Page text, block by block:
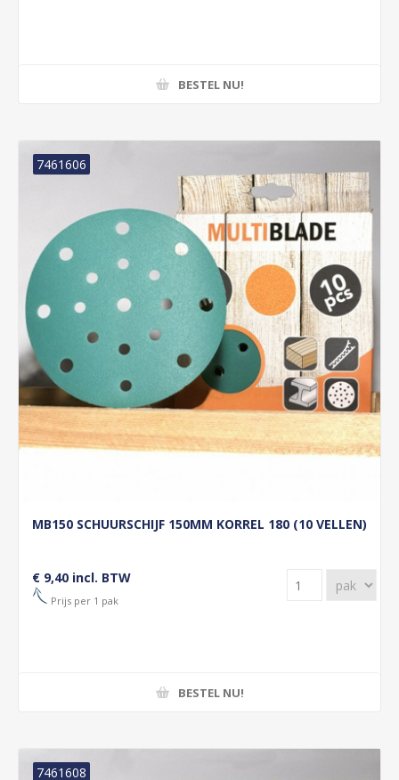
BESTEL NU!
MB150 SCHUURSCHIJF 150MM KORREL 180 (10 VELLEN)
7461606
€ 9,40 incl. BTW
Prijs per 1 pak
BESTEL NU!
7461608